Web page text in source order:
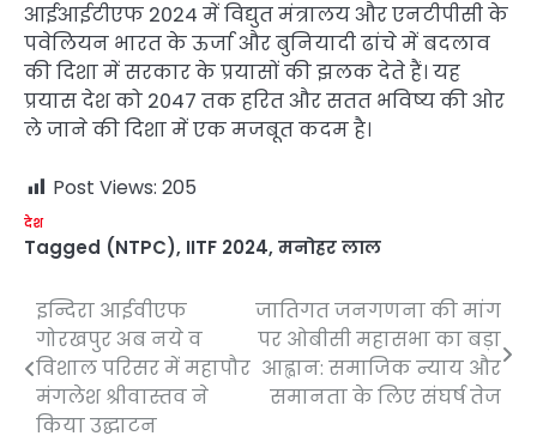
आईआईटीएफ 2024 में विद्युत मंत्रालय और एनटीपीसी के
पवेलियन भारत के ऊर्जा और बुनियादी ढांचे में बदलाव
की दिशा में सरकार के प्रयासों की झलक देते हैं। यह
प्रयास देश को 2047 तक हरित और सतत भविष्य की ओर
ले जाने की दिशा में एक मजबूत कदम है।
Post Views: 205
देश
Tagged (NTPC), IITF 2024, मनोहर लाल
Post
navigation
इन्दिरा आईवीएफ
गोरखपुर अब नये व
विशाल परिसर में महापौर
मंगलेश श्रीवास्तव ने
किया उद्घाटन
जातिगत जनगणना की मांग
पर ओबीसी महासभा का बड़ा
आह्वान: समाजिक न्याय और
समानता के लिए संघर्ष तेज